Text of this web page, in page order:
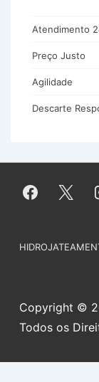
Atendimento
Preço Justo
Agilidade
Descarte
Menu
Rodapé
Copyright ©
Todos os